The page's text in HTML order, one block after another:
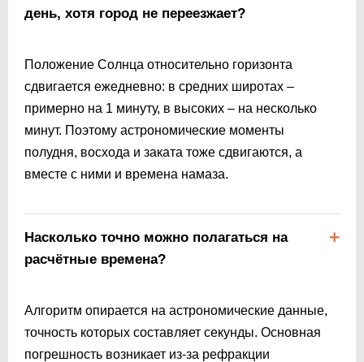
день, хотя город не переезжает?
Положение Солнца относительно горизонта
сдвигается ежедневно: в средних широтах –
примерно на 1 минуту, в высоких – на несколько
минут. Поэтому астрономические моменты
полудня, восхода и заката тоже сдвигаются, а
вместе с ними и времена намаза.
Насколько точно можно полагаться на
расчётные времена?
Алгоритм опирается на астрономические данные,
точность которых составляет секунды. Основная
погрешность возникает из-за рефракции